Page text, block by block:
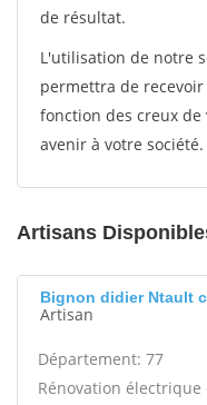
de résultat.
L'utilisation de notre
permettra de
fonction des creux
avenir à votre société.
Artisans
Bignon didier Ntault
Artisan
Département: 77
Rénovation